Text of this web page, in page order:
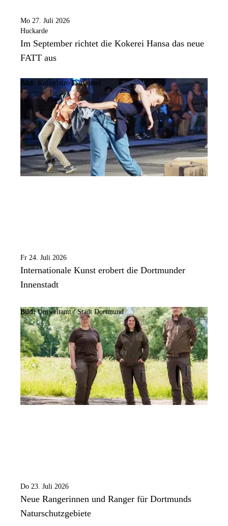
Mo 27. Juli 2026
Huckarde
Im September richtet die Kokerei Hansa das neue
FATT aus
Bild: Kulturbüro Dortmund
Fr 24. Juli 2026
Internationale Kunst erobert die Dortmunder
Innenstadt
Bild:Umweltamt /Stadt Dortmund
Do 23. Juli 2026
Neue Rangerinnen und Ranger für Dortmunds
Naturschutzgebiete